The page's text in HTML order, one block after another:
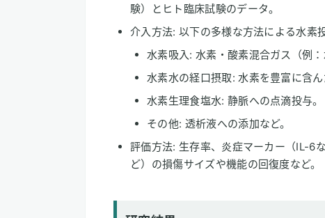
験）とヒト臨床試験のデータ。
介入方法: 以下の多様な方法による水素
水素吸入: 水素・酸素混合ガス（例
水素水の経口摂取: 水素を豊富に含ん
水素生理食塩水: 静脈への点滴投与。
その他: 透析液への添加など。
評価方法: 生存率、炎症マーカー（IL-6
ど）の損傷サイズや機能の回復度など。